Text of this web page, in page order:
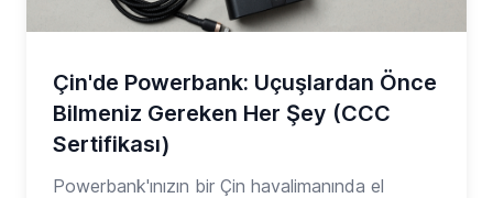
Çin'de Powerbank: Uçuşlardan Önce
Bilmeniz Gereken Her Şey (CCC
Sertifikası)
Powerbank'ınızın bir Çin havalimanında el